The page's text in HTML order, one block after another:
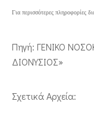
ΕΠΙΚΟΙΝΩΝΙΑ
Για περισσότερες πληροφορίες
Πηγή: ΓΕΝΙΚΟ
ΔΙΟΝΥΣΙΟΣ»
Σχετικά Αρχεία: